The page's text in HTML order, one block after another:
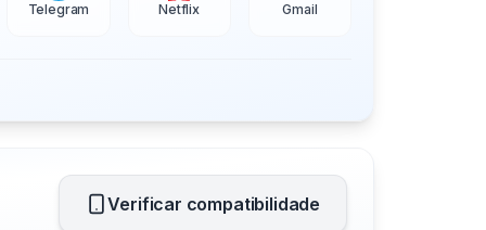
Telegram Netflix Gmail
Verificar compatibilidade